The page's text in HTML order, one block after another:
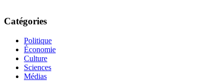
Catégories
Politique
Économie
Culture
Sciences
Médias